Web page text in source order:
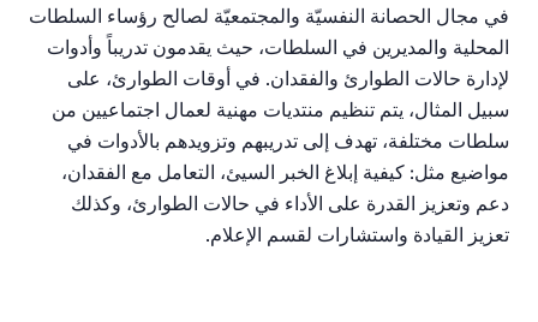
في مجال الحصانة النفسيّة والمجتمعيّة لصالح رؤساء السلطات
المحلية والمديرين في السلطات، حيث يقدمون تدريباً وأدوات
لإدارة حالات الطوارئ والفقدان. في أوقات الطوارئ، على
سبيل المثال، يتم تنظيم منتديات مهنية لعمال اجتماعيين من
سلطات مختلفة، تهدف إلى تدريبهم وتزويدهم بالأدوات في
مواضيع مثل: كيفية إبلاغ الخبر السيئ، التعامل مع الفقدان،
دعم وتعزيز القدرة على الأداء في حالات الطوارئ، وكذلك
تعزيز القيادة واستشارات لقسم الإعلام.